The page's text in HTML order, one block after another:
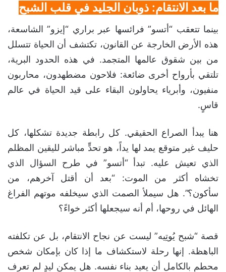
ما بعد الانتقام: ذوبان الجليد في قلب الشبح
بينما تتعقب “أتسو” فرائسها عبر براري “إيزو” الشاسعة،
هذه الأرض الخارجة عن القانون، تكتشف أن الحياة تتسلل
من بين شقوق عالمها المتجمد. في هذه الحدود البرية،
تلتقي بأرواح أخرى ضائعة: فلاحون مضطهدون، محاربون
منفيون، وأبرياء يحاولون البقاء على قيد الحياة في عالم
قاسٍ.
هنا يبدأ الصراع الحقيقي. كل رابطة جديدة تشكلها، كل
حليف غير متوقع يمد لها يداً، هو تحدٍّ مباشر لليقين المظلم
الذي تعيش عليه. تبدأ “أتسو” في طرح السؤال الذي
تخشاه أكثر من الموت: “بعد أن أقتل آخرهم، من
سأكون؟”. هل سيملأ الصمت الذي سيخلفه موتهم الفراغ
الهائل في روحها، أم أنه سيجعلها أكثر خواءً؟
قصة “شبح يُوتِيه” ليست عن نجاح الانتقام، بل عن تكلفته
الباهظة. إنها رحلة لاستكشاف ما إذا كان بإمكان شخص
محطم بالكامل أن يعيد بناء نفسه. هل يمكن ليدٍ لم تعرف